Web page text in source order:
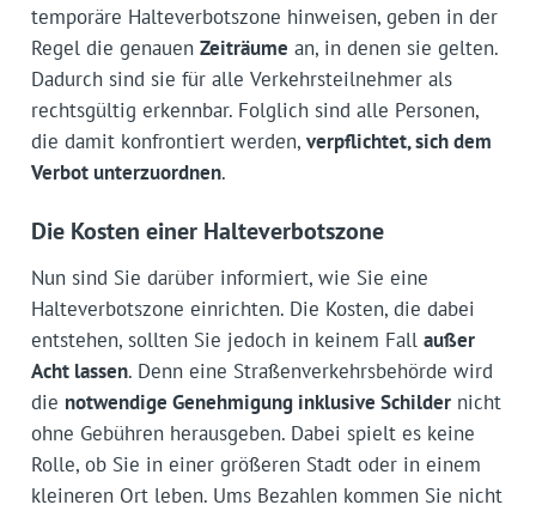
temporäre Halteverbotszone hinweisen, geben in der
Regel die genauen Zeiträume an, in denen sie gelten.
Dadurch sind sie für alle Verkehrsteilnehmer als
rechtsgültig erkennbar. Folglich sind alle Personen,
die damit konfrontiert werden, verpflichtet, sich dem
Verbot unterzuordnen.
Die Kosten einer Halteverbotszone
Nun sind Sie darüber informiert, wie Sie eine
Halteverbotszone einrichten. Die Kosten, die dabei
entstehen, sollten Sie jedoch in keinem Fall außer
Acht lassen. Denn eine Straßenverkehrsbehörde wird
die notwendige Genehmigung inklusive Schildernicht
ohne Gebühren herausgeben. Dabei spielt es keine
Rolle, ob Sie in einer größeren Stadt oder in einem
kleineren Ort leben. Ums Bezahlen kommen Sie nicht